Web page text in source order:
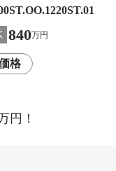
840万円
格
円！